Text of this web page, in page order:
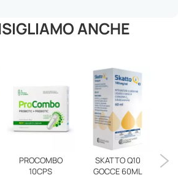
ANCHE
PROCOMBO
10CPS
SKATTO Q10
GOCCE 60ML